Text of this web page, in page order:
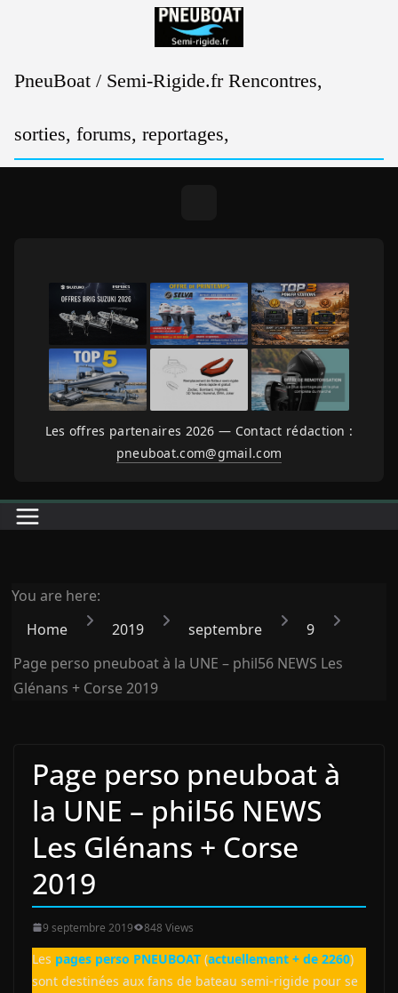
PneuBoat / Semi-Rigide.fr Rencontres,
sorties, forums, reportages,
Les offres partenaires 2026 — Contact rédaction :
pneuboat.com@gmail.com
You are here:
Home
2019 septembre
9
Page perso pneuboat à la UNE – phil56 NEWS Les
Glénans + Corse 2019
Page perso pneuboat à
la UNE – phil56 NEWS
Les Glénans + Corse
2019
9 septembre 2019 848 Views
Les pages perso PNEUBOAT (actuellement + de 2260)
sont destinées aux fans de bateau semi-rigide pour se